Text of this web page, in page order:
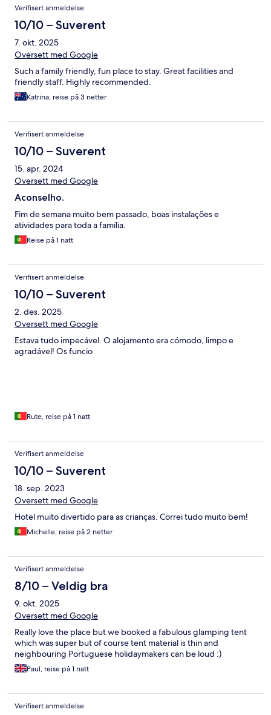
Verifisert anmeldelse
10/10 – Suverent
7. okt. 2025
Oversett med Google
Such a family friendly, fun place to stay. Great facilities and
friendly staff. Highly recommended.
Katrina, reise på 3 netter
Verifisert anmeldelse
10/10 – Suverent
15. apr. 2024
Oversett med Google
Aconselho.
Fim de semana muito bem passado, boas instalações e
atividades para toda a família.
Reise på 1 natt
Verifisert anmeldelse
10/10 – Suverent
2. des. 2025
Oversett med Google
Estava tudo impecável. O alojamento era cómodo, limpo e
agradável! Os funcio
Rute, reise på 1 natt
Verifisert anmeldelse
10/10 – Suverent
18. sep. 2023
Oversett med Google
Hotel muito divertido para as crianças. Correi tudo muito bem!
Michelle, reise på 2 netter
Verifisert anmeldelse
8/10 – Veldig bra
9. okt. 2025
Oversett med Google
Really love the place but we booked a fabulous glamping tent
which was super but of course tent material is thin and
neighbouring Portuguese holidaymakers can be loud :)
Paul, reise på 1 natt
Verifisert anmeldelse